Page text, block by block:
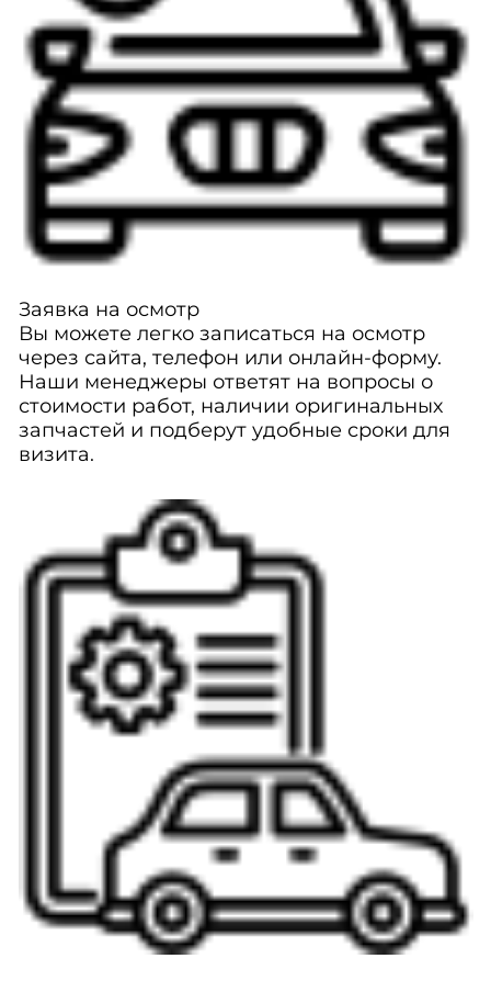
Заявка на осмотр
Вы можете легко записаться на осмотр
через сайта, телефон или онлайн-форму.
Наши менеджеры ответят на вопросы о
стоимости работ, наличии оригинальных
запчастей и подберут удобные сроки для
визита.